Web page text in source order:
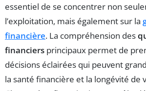
essentiel de se concentrer non
l’exploitation, mais également sur la
financière. La compréhension des
financiers principaux permet de
décisions éclairées qui peuvent
la santé financière et la longévité de